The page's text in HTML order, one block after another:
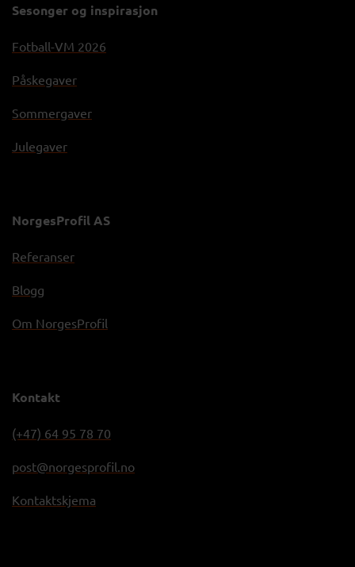
Sesonger og inspirasjon
Fotball-VM 2026
Påskegaver
Sommergaver
Julegaver
NorgesProfil AS
Referanser
Blogg
Om NorgesProfil
Kontakt
(+47) 64 95 78 70
post@norgesprofil.no
Kontaktskjema